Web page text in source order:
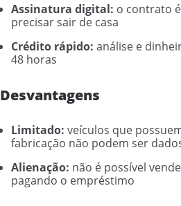
Assinatura digital: o contrato
precisar sair de casa
Crédito rápido: análise e
48 horas
Desvantagens
Limitado: veículos que
fabricação não podem ser
Alienação: não é possível
pagando o empréstimo